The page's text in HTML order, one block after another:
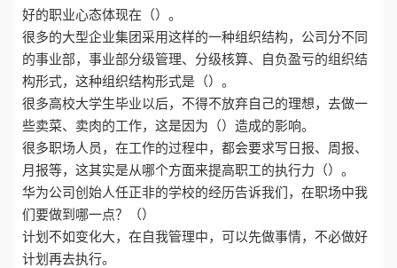
好的职业心态体现在（）。
很多的大型企业集团采用这样的一种组织结构，公司分不同
的事业部，事业部分级管理、分级核算、自负盈亏的组织结
构形式，这种组织结构形式是（）。
很多高校大学生毕业以后，不得不放弃自己的理想，去做一
些卖菜、卖肉的工作，这是因为（）造成的影响。
很多职场人员，在工作的过程中，都会要求写日报、周报、
月报等，这其实是从哪个方面来提高职工的执行力（）。
华为公司创始人任正非的学校的经历告诉我们，在职场中我
们要做到哪一点？（）
计划不如变化大，在自我管理中，可以先做事情，不必做好
计划再去执行。